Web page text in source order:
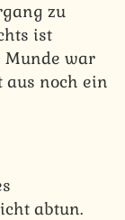
zu
ist
Munde war
aus noch ein
abtun.